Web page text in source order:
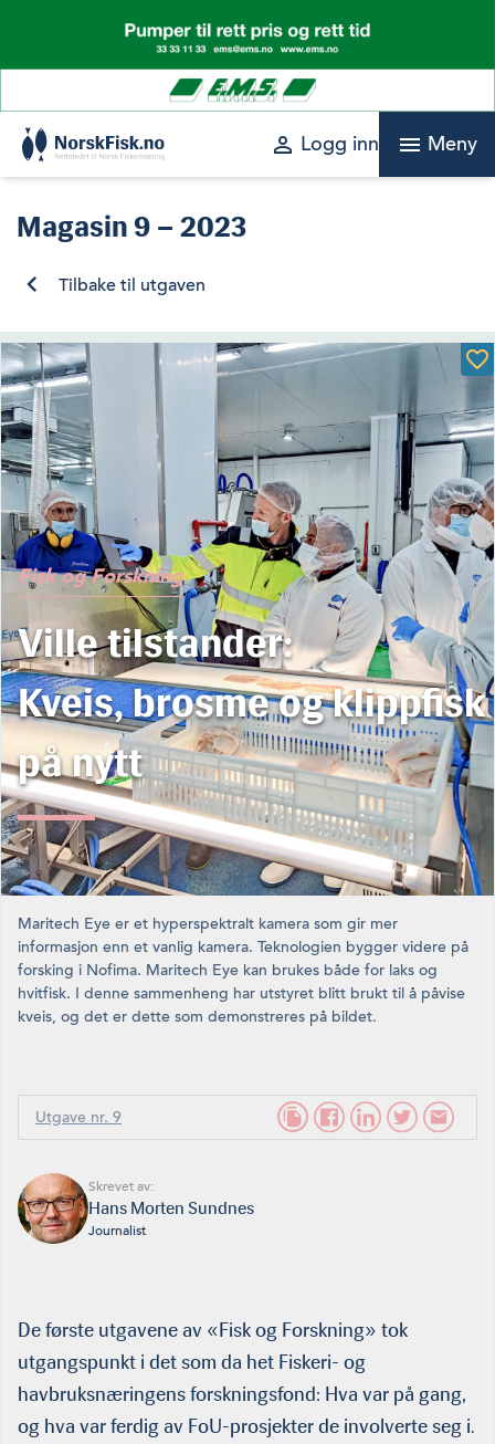
content
perm_identity Logg inn menu Meny
Magasin9 – 2023
Tilbake til utgaven
Fisk og Forskning
Ville tilstander:
Kveis, brosme og klippfisk
på nytt
Maritech Eye er et hyperspektralt kamera som gir mer
informasjon enn et vanlig kamera. Teknologien bygger videre på
forsking i Nofima. Maritech Eye kan brukes både for laks og
hvitfisk. I denne sammenheng har utstyret blitt brukt til å påvise
kveis, og det er dette som demonstreres på bildet.
Utgave nr. 9
Skrevet av:
Hans Morten Sundnes
Journalist
De første utgavene av «Fisk og Forskning» tok
utgangspunkt i det som da het Fiskeri- og
havbruksnæringens forskningsfond: Hva var på gang,
og hva var ferdig av FoU-prosjekter de involverte seg i.